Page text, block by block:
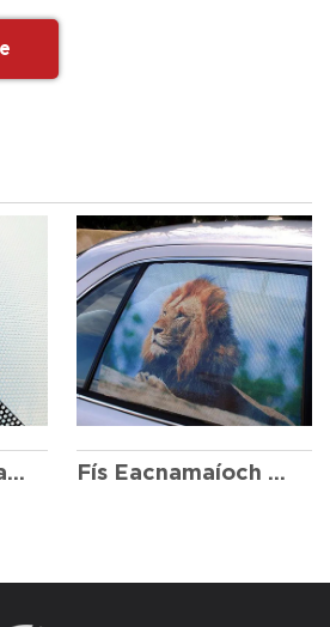
Fís Eacnamaíoch & Praiticiúil Bealach One